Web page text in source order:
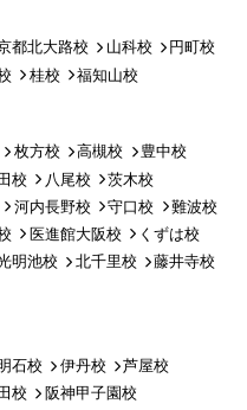
都北大路校 山科校
円町校
桂校 福知山校
枚方校 高槻校
豊中校
校 八尾校
茨木校
河内長野校 守口校
難波校
医進館大阪校
くずは校
明池校 北千里校
藤井寺校
石校 伊丹校
芦屋校
校
阪神甲子園校